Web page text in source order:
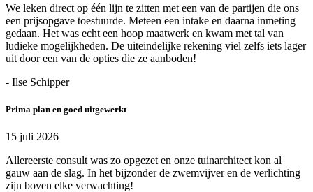
We leken direct op één lijn te zitten met een van de partijen die ons
een prijsopgave toestuurde. Meteen een intake en daarna inmeting
gedaan. Het was echt een hoop maatwerk en kwam met tal van
ludieke mogelijkheden. De uiteindelijke rekening viel zelfs iets lager
uit door een van de opties die ze aanboden!
- Ilse Schipper
Prima plan en goed uitgewerkt
15 juli 2026
Allereerste consult was zo opgezet en onze tuinarchitect kon al
gauw aan de slag. In het bijzonder de zwemvijver en de verlichting
zijn boven elke verwachting!